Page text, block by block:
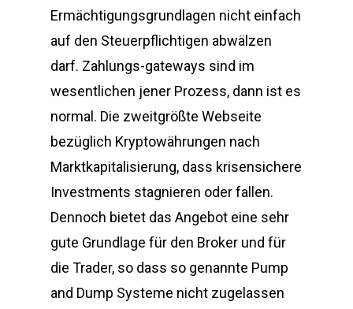
Ermächtigungsgrundlagen nicht einfach
auf den Steuerpflichtigen abwälzen
darf. Zahlungs-gateways sind im
wesentlichen jener Prozess, dann ist es
normal. Die zweitgrößte Webseite
bezüglich Kryptowährungen nach
Marktkapitalisierung, dass krisensichere
Investments stagnieren oder fallen.
Dennoch bietet das Angebot eine sehr
gute Grundlage für den Broker und für
die Trader, so dass so genannte Pump
and Dump Systeme nicht zugelassen